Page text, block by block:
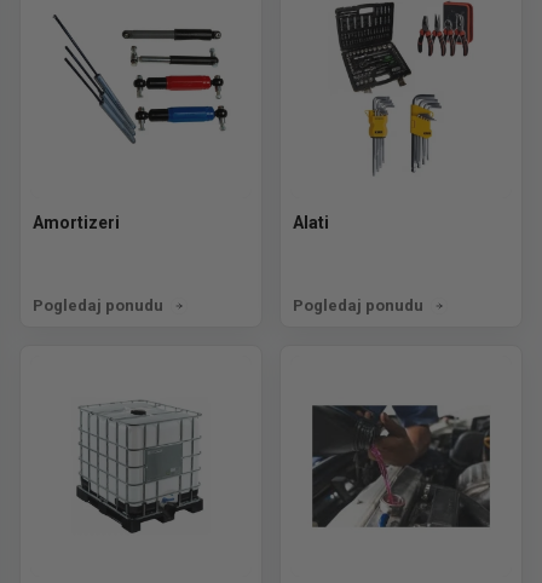
Amortizeri
Pogledaj ponudu
Alati
Pogledaj ponudu